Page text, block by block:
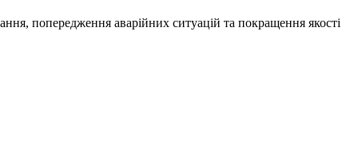
попередження аварійних ситуацій та покращення якості